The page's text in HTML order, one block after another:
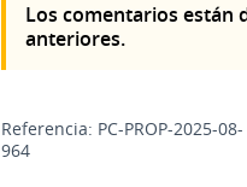
Los comentarios están
anteriores.
Referencia: PC-PROP-2025-08-
964